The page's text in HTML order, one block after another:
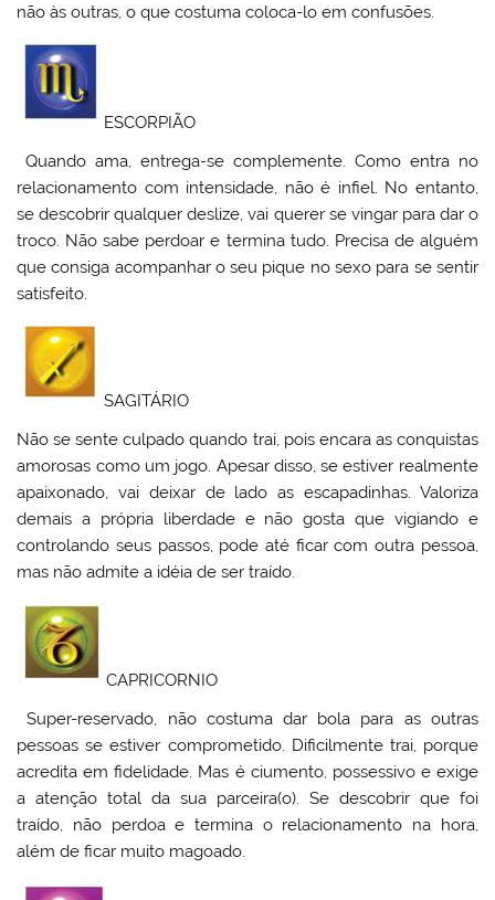
não às outras, o que costuma coloca-lo em confusões.
ESCORPIÃO
Quando ama, entrega-se complemente. Como entra no
relacionamento com intensidade, não é infiel. No entanto,
se descobrir qualquer deslize, vai querer se vingar para dar o
troco. Não sabe perdoar e termina tudo. Precisa de alguém
que consiga acompanhar o seu pique no sexo para se sentir
satisfeito.
SAGITÁRIO
Não se sente culpado quando trai, pois encara as conquistas
amorosas como um jogo. Apesar disso, se estiver realmente
apaixonado, vai deixar de lado as escapadinhas. Valoriza
demais a própria liberdade e não gosta que vigiando e
controlando seus passos, pode até ficar com outra pessoa,
mas não admite a idéia de ser traído.
CAPRICORNIO
Super-reservado, não costuma dar bola para as outras
pessoas se estiver comprometido. Dificilmente trai, porque
acredita em fidelidade. Mas é ciumento, possessivo e exige
a atenção total da sua parceira(o). Se descobrir que foi
traído, não perdoa e termina o relacionamento na hora,
além de ficar muito magoado.